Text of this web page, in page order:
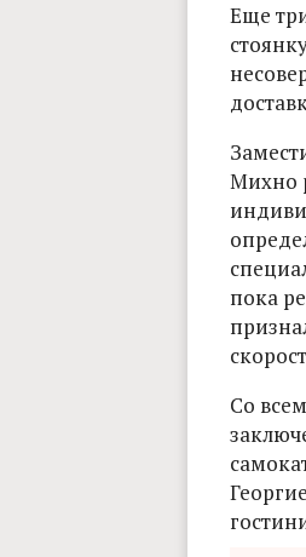
Еще
Михно
пока
Со